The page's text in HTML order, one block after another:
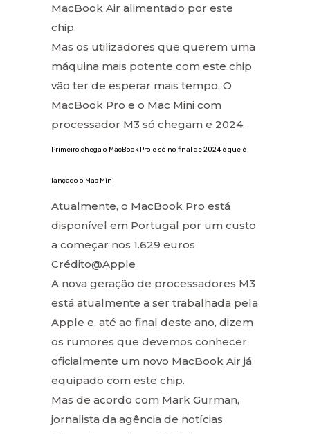
MacBook Air alimentado por este
chip.
Mas os utilizadores que querem uma
máquina mais potente com este chip
vão ter de esperar mais tempo. O
MacBook Pro e o Mac Mini com
processador M3 só chegam e 2024.
Primeiro chega o MacBook Pro e só no final de 2024 é que é
lançado o Mac Mini
Atualmente, o MacBook Pro está
disponível em Portugal por um custo
a começar nos 1.629 euros
Crédito@Apple
A nova geração de processadores M3
está atualmente a ser trabalhada pela
Apple e, até ao final deste ano, dizem
os rumores que devemos conhecer
oficialmente um novo MacBook Air já
equipado com este chip.
Mas de acordo com Mark Gurman,
jornalista da agência de notícias